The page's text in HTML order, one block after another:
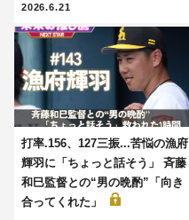
2026.6.21
打率.156、127三振...苦悩の漁府
輝羽に「ちょっと話そう」 斉藤
和巳監督との“男の晩酌”「向き
合ってくれた」